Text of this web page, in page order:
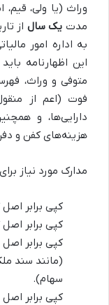
وراث (یا ولی،
مدت یک سال از
به اداره امور
این اظهارنامه
متوفی و وراث،
فوت (اعم از
دارایی‌ها، و
هزینه‌های کفن و
مدارک مورد نیاز
کپی برابر
کپی برابر
کپی برابر
(مانند سند
سهام).
کپی برابر